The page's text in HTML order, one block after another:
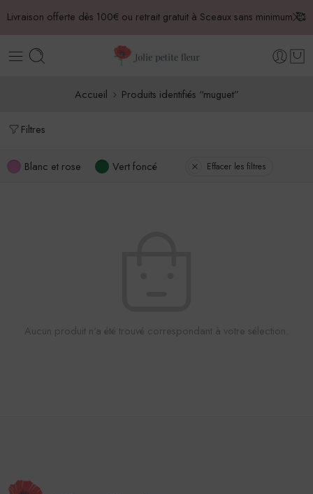
Livraison offerte dès 100€ ou retrait gratuit à Sceaux sans minimum 🥰
Accueil Produits identifiés “muguet”
Filtres
Blanc et rose Vert foncé Effacer les filtres
Aucun produit n'a été trouvé correspondant à votre sélection.